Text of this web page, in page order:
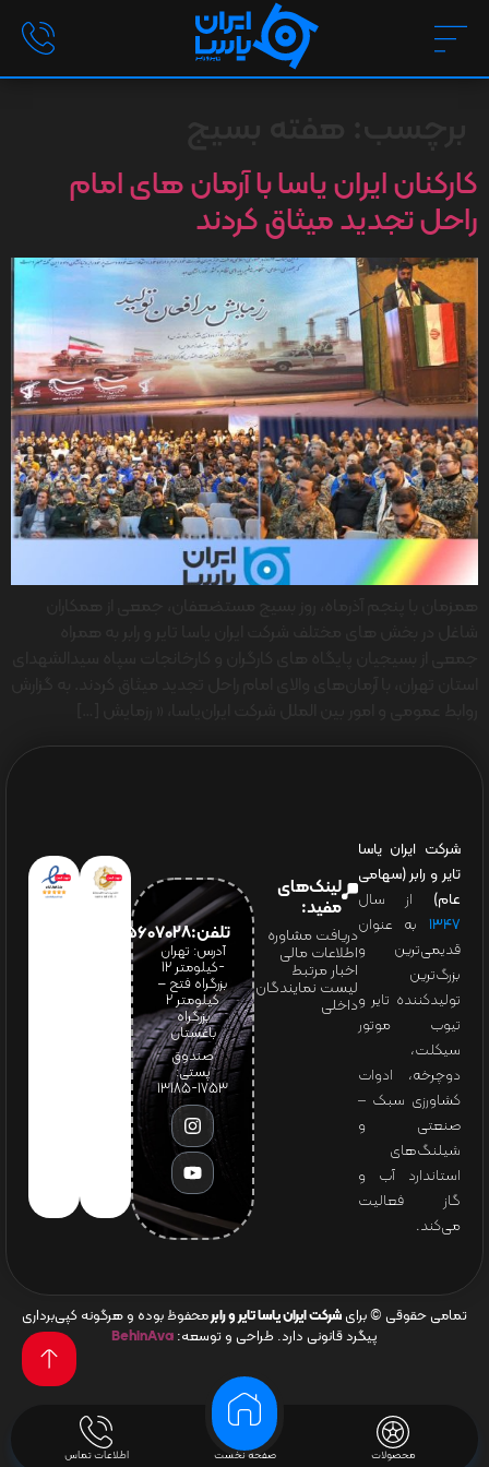
محصولات صفحه نخست اطلاعات تماس
کارکنان ایران یاسا با آرمان های امام
راحل تجدید میثاق کردند
شرکت ایران یاسا
تایر و رابر (سهامی
عام) از سال
۱۳۴۷ به عنوان
قدیمی‌ترین و
بزرگ‌ترین
تولیدکننده تایر و
تیوب موتور
سیکلت،
دوچرخه، ادوات
کشاورزی سبک –
صنعتی و
شیلنگ‌های
استاندارد آب و
گاز فعالیت
می‌کند.
لینک‌های
مفید:
دریافت مشاوره
اطلاعات مالی
اخبار مرتبط
لیست نمایندگان
داخلی
تلفن:65607028(021)
آدرس: تهران
-کیلومتر 12
بزرگراه فتح –
کیلومتر ۲
بزرگراه
باغستان
صندوق
پستی:
1753-13185
تمامی حقوقی © برای شرکت ایران یاسا تایر و رابرمحفوظ بوده و هرگونه کپی‌برداری
پیگرد قانونی دارد. طراحی و توسعه: BehinAva